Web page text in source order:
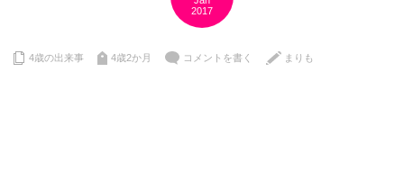
2017
4歳の出来事 4歳2か月 コメントを書く まりも